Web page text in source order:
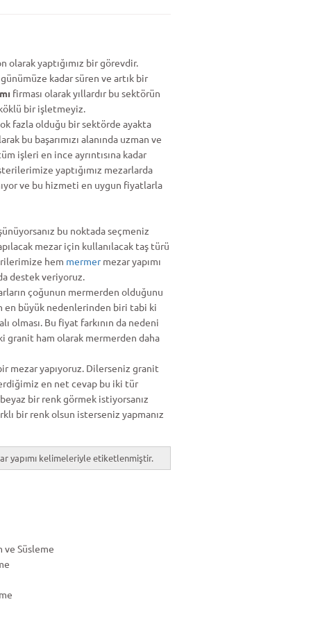
olarak yaptığımız bir görevdir.
kadar süren ve artık bir
firması olarak yıllardır bu sektörün
bir işletmeyiz.
fazla olduğu bir sektörde ayakta
bu başarımızı alanında uzman ve
işleri en ince ayrıntısına kadar
yaptığımız mezarlarda
ve bu hizmeti en uygun fiyatlarla
bu noktada seçmeniz
mezar için kullanılacak taş türü
hem mermermezar yapımı
destek veriyoruz.
çoğunun mermerden olduğunu
en büyük nedenlerinden biri tabi ki
olması. Bu fiyat farkının da nedeni
granit ham olarak mermerden daha
mezar yapıyoruz. Dilerseniz granit
en net cevap bu iki tür
bir renk görmek istiyorsanız
bir renk olsun isterseniz yapmanız
yapımı kelimeleriyle etiketlenmiştir.
ve Süsleme